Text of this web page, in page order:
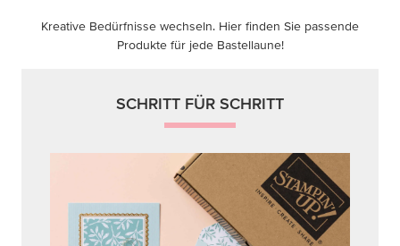
Kreative Bedürfnisse wechseln. Hier finden Sie passende
Produkte für jede Bastellaune!
SCHRITT FÜR SCHRITT